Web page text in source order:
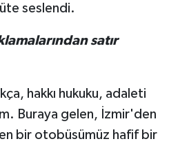
seslendi.
satır
hakkı hukuku, adaleti
Buraya gelen, İzmir'den
bir otobüsümüz hafif bir